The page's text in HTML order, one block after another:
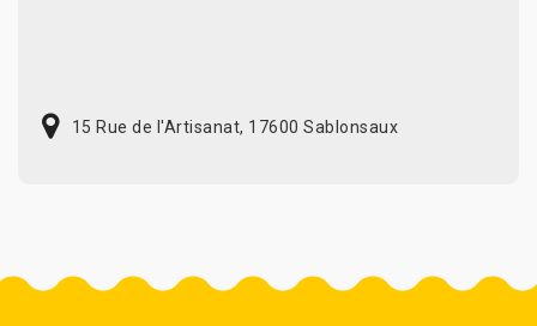
15 Rue de l'Artisanat, 17600 Sablonsaux